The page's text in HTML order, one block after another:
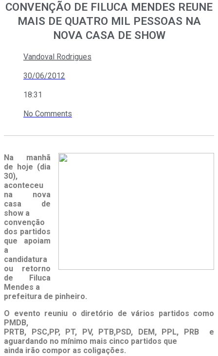
CONVENÇÃO DE FILUCA MENDES REUNE
MAIS DE QUATRO MIL PESSOAS NA
NOVA CASA DE SHOW
Vandoval Rodrigues
30/06/2012
18:31
No Comments
Na manhã
de hoje (dia
30),
aconteceu
na nova
casa de
show a
convenção
dos partidos
que apoiam
a
candidatura
ou retorno
de Filuca
Mendes a
prefeitura de pinheiro.
O evento reuniu o diretório de vários partidos como
PMDB,
PRTB, PSC,PP, PT, PV, PTB,PSD, DEM, PPL, PRB e
aguardando no mínimo mais cinco partidos que
ainda irão compor as coligações.